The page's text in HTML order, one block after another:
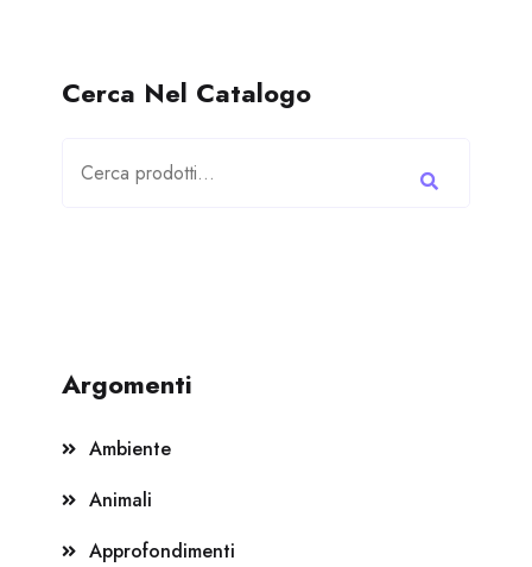
Cerca Nel Catalogo
Argomenti
Ambiente
Animali
Approfondimenti